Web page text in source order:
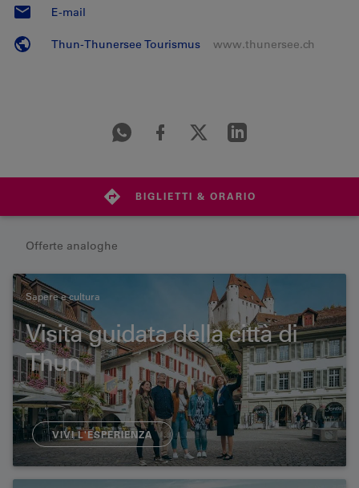
E-mail
Thun-Thunersee Tourismus www.thunersee.ch
BIGLIETTI & ORARIO
Offerte analoghe
Sapere e cultura
Visita guidata della città di
Thun
VIVI L'ESPERIENZA